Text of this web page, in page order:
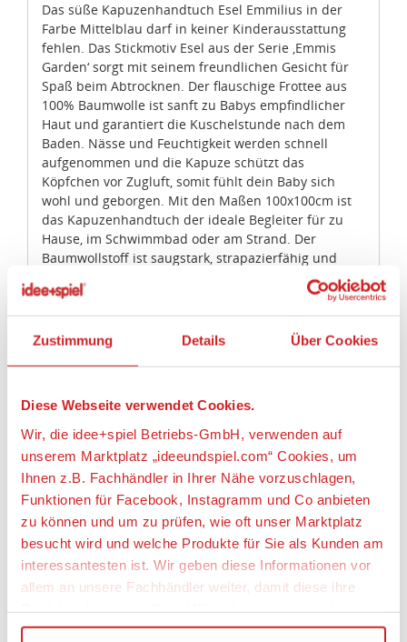
Zustimmung Details Über Cookies
Diese Webseite verwendet Cookies.
Wir, die idee+spiel Betriebs-GmbH, verwenden auf
unserem Marktplatz „ideeundspiel.com“ Cookies, um
Ihnen z.B. Fachhändler in Ihrer Nähe vorzuschlagen,
Funktionen für Facebook, Instagramm und Co anbieten
zu können und um zu prüfen, wie oft unser Marktplatz
besucht wird und welche Produkte für Sie als Kunden am
interessantesten ist. Wir geben diese Informationen vor
allem an unsere Fachhändler weiter, damit diese ihre
Das süße Kapuzenhandtuch Esel Emmilius in der
Farbe Mittelblau darf in keiner Kinderausstattung
fehlen. Das Stickmotiv Esel aus der Serie ‚Emmis
Garden‘ sorgt mit seinem freundlichen Gesicht für
Spaß beim Abtrocknen. Der flauschige Frottee aus
100% Baumwolle ist sanft zu Babys empfindlicher
Haut und garantiert die Kuschelstunde nach dem
Baden. Nässe und Feuchtigkeit werden schnell
aufgenommen und die Kapuze schützt das
Köpfchen vor Zugluft, somit fühlt dein Baby sich
wohl und geborgen. Mit den Maßen 100x100cm ist
das Kapuzenhandtuch der ideale Begleiter für zu
Hause, im Schwimmbad oder am Strand. Der
Baumwollstoff ist saugstark, strapazierfähig und
kann problemlos bei 60°C gewaschen werden.
Größe (B x H x L in cm): 100 x 100 x 0,5 cm
Altersempfehlung: ab Geburt
Material: 100 % Baumwolle
Pflegehinweise: Normalwaschgang 60°, Chlorbleiche
möglich, Trocknen mit reduzierter thermischer
Belastung
Artikeleigenschaften:
Geeignetes Alter
Ab Geburt